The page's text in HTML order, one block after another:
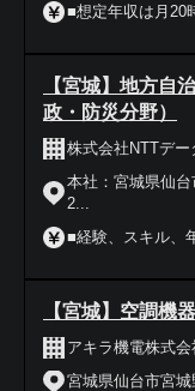
■想定年収は月20
【宮城】地方自
政・防災分野）
株式会社NTTデー
本社：宮城県仙
2...
■経験、スキル、
【宮城】空調機
アキラ機電株式会
宮城県仙台市宮